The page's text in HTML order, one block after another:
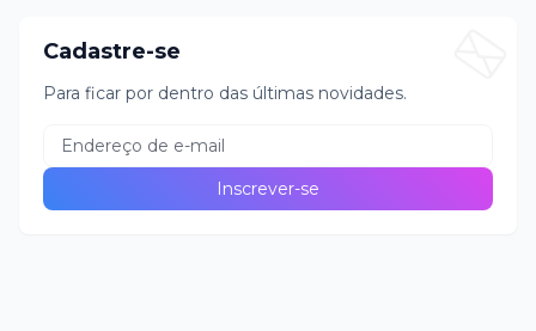
Cadastre-se
Para ficar por dentro das últimas novidades.